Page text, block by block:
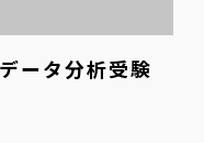
ータ分析受験